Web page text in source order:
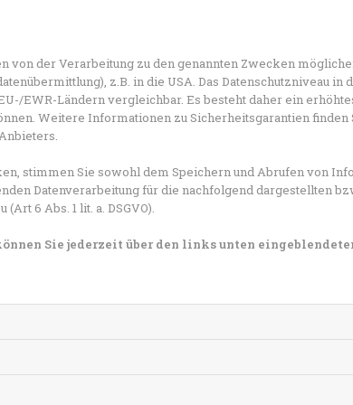
gelangen die Viren in den
Virenarten haben einiges gemeinsam: Die
und gefährlich verändern, deshalb ist es
beiden infizieren. Außerdem werden beide
übertragen. Diese gelangen beim
Atemwegen entweder direkt zu den
als kleinste Teilchen in die Luft und
eingeatmet. Auch eine Schmierinfektion ist
befindet, die ein anderer Mensch
Was machen Grippe und
Bei der Grippe können sich nach ein bis zwei
Temperatur, Schwächegefühl oder
von der Verarbeitung zu den genannten Zwecken
z.B. in die USA. Das Datenschutzniveau in
EWR-Ländern vergleichbar. Es besteht daher ein
Weitere Informationen zu Sicherheitsgarantien finden
stimmen Sie sowohl dem Speichern und Abrufen von
Datenverarbeitung für die nachfolgend dargestellten
6 Abs. 1 lit. a. DSGVO).
Sie jederzeit über den links unten